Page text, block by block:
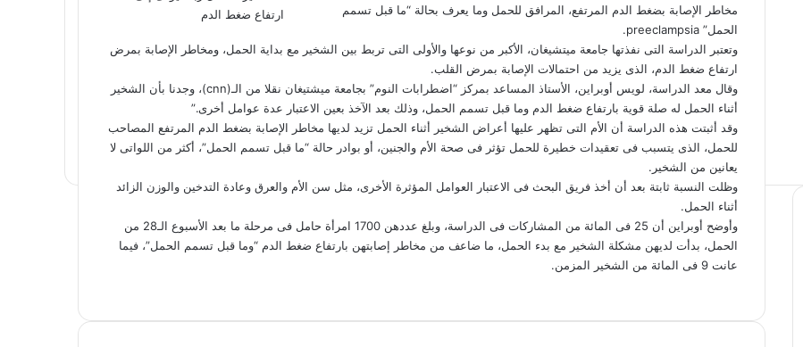
مخاطر الإصابة بضغط الدم المرتفع، المرافق للحمل وما يعرف بحالة “ما قبل تسمم
الحمل” preeclampsia.
وتعتبر الدراسة التى نفذتها جامعة ميتشيغان، الأكبر من نوعها والأولى التى تربط بين الشخير مع بداية الحمل، ومخاطر الإصابة بمرض
ارتفاع ضغط الدم، الذى يزيد من احتمالات الإصابة بمرض القلب.
وقال معد الدراسة، لويس أوبراين، الأستاذ المساعد بمركز “اضطرابات النوم” بجامعة ميشتيغان نقلا من الـ(cnn)، وجدنا بأن الشخير
أثناء الحمل له صلة قوية بارتفاع ضغط الدم وما قبل تسمم الحمل، وذلك بعد الآخذ بعين الاعتبار عدة عوامل أخرى.”
وقد أثبتت هذه الدراسة أن الأم التى تظهر عليها أعراض الشخير أثناء الحمل تزيد لديها مخاطر الإصابة بضغط الدم المرتفع المصاحب
للحمل، الذى يتسبب فى تعقيدات خطيرة للحمل تؤثر فى صحة الأم والجنين، أو بوادر حالة “ما قبل تسمم الحمل”، أكثر من اللواتى لا
يعانين من الشخير.
وظلت النسبة ثابتة بعد أن أخذ فريق البحث فى الاعتبار العوامل المؤثرة الأخرى، مثل سن الأم والعرق وعادة التدخين والوزن الزائد
أثناء الحمل.
وأوضح أوبراين أن 25 فى المائة من المشاركات فى الدراسة، وبلغ عددهن 1700 امرأة حامل فى مرحلة ما بعد الأسبوع الـ28 من
الحمل، بدأت لديهن مشكلة الشخير مع بدء الحمل، ما ضاعف من مخاطر إصابتهن بارتفاع ضغط الدم “وما قبل تسمم الحمل”، فيما
عانت 9 فى المائة من الشخير المزمن.
س
نتلاا